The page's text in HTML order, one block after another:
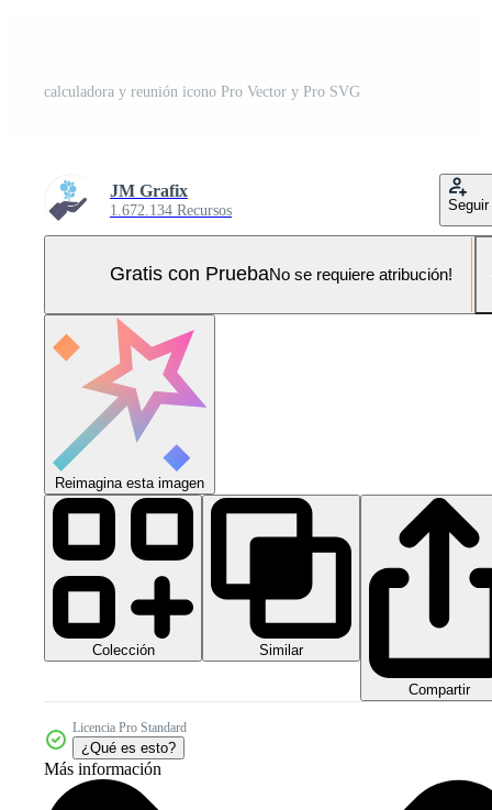
calculadora y reunión icono Pro Vector y Pro SVG
JM Grafix
1.672.134 Recursos Seguir
Gratis con PruebaNo se requiere atribución!
Reimagina esta imagen
Colección Similar
Compartir
Licencia Pro Standard
¿Qué es esto?
Más información